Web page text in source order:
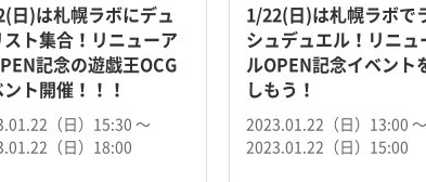
日)は札幌ラボにデュ
スト集合！リニューア
記念の遊戯王OCG
ト開催！！！
（日）15:30 〜
（日）18:00
1/22(日)は札幌ラボで
シュデュエル！リニュ
ルOPEN記念イベント
しもう！
2023.01.22（日）13:00 〜
2023.01.22（日）15:00